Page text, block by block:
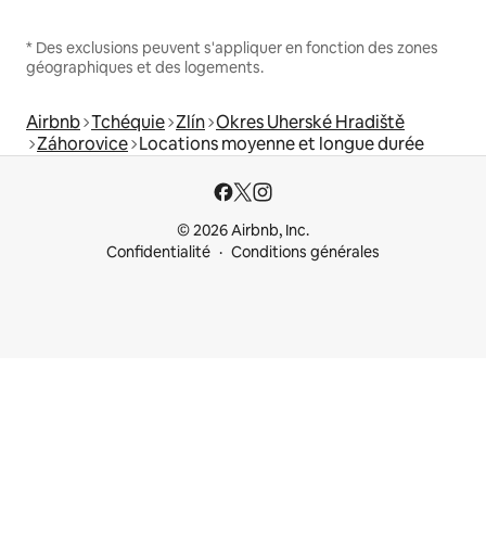
* Des exclusions peuvent s'appliquer en fonction des zones
géographiques et des logements.
Airbnb Tchéquie Zlín Okres Uherské Hradiště
Záhorovice Locations moyenne et longue durée
© 2026 Airbnb, Inc.
Confidentialité
Conditions générales